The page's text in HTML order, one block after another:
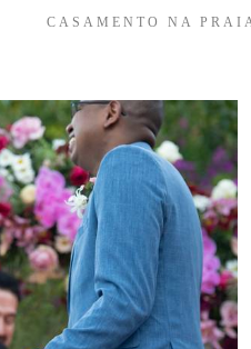
CASAMENTO NA